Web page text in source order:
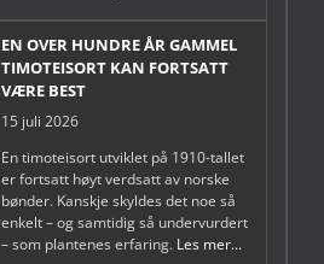
EN OVER HUNDRE ÅR GAMMEL
TIMOTEISORT KAN FORTSATT
VÆRE BEST
15 juli 2026
En timoteisort utviklet på 1910-tallet
er fortsatt høyt verdsatt av norske
bønder. Kanskje skyldes det noe så
enkelt – og samtidig så undervurdert
– som plantenes erfaring. Les mer...